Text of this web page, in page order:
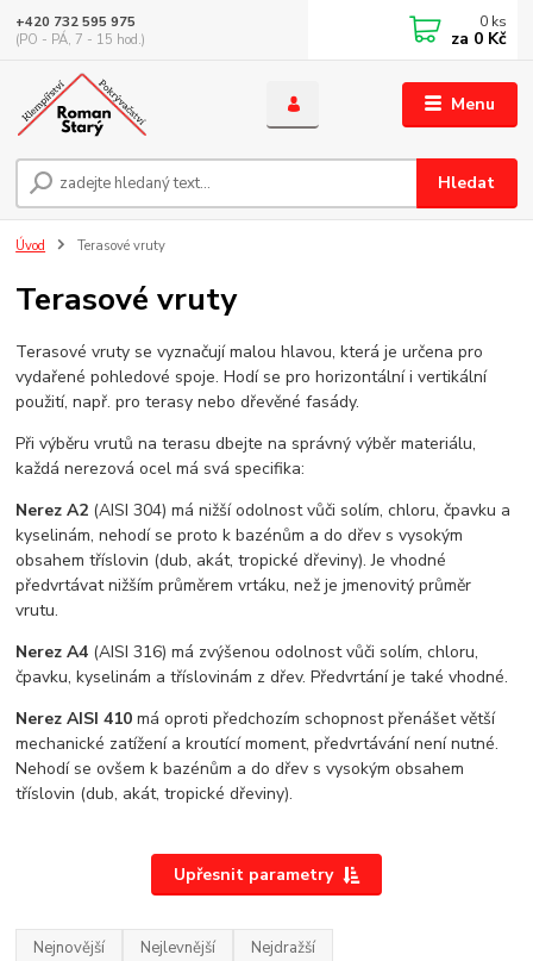
Menu
Hledat
+420 732 595 975
(PO - PÁ, 7 - 15 hod.)
0 ks
za 0 Kč
Úvod Terasové vruty
Terasové vruty
Terasové vruty se vyznačují malou hlavou, která je určena pro
vydařené pohledové spoje. Hodí se pro horizontální i vertikální
použití, např. pro terasy nebo dřevěné fasády.
Při výběru vrutů na terasu dbejte na správný výběr materiálu,
každá nerezová ocel má svá specifika:
Nerez A2 (AISI 304) má nižší odolnost vůči solím, chloru, čpavku a
kyselinám, nehodí se proto k bazénům a do dřev s vysokým
obsahem tříslovin (dub, akát, tropické dřeviny). Je vhodné
předvrtávat nižším průměrem vrtáku, než je jmenovitý průměr
vrutu.
Nerez A4 (AISI 316) má zvýšenou odolnost vůči solím, chloru,
čpavku, kyselinám a tříslovinám z dřev. Předvrtání je také vhodné.
Nerez AISI 410 má oproti předchozím schopnost přenášet větší
mechanické zatížení a kroutící moment, předvrtávání není nutné.
Nehodí se ovšem k bazénům a do dřev s vysokým obsahem
tříslovin (dub, akát, tropické dřeviny).
Upřesnit parametry
Nejnovější Nejlevnější Nejdražší